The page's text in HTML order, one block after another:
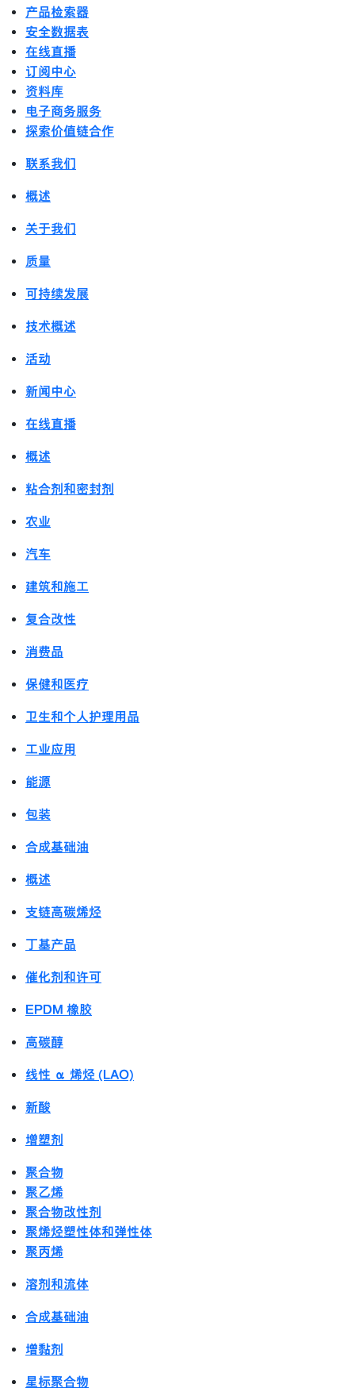
产品检索器
安全数据表
在线直播
订阅中心
资料库
电子商务服务
探索价值链合作
联系我们
概述
关于我们
质量
可持续发展
技术概述
活动
新闻中心
在线直播
概述
粘合剂和密封剂
农业
汽车
建筑和施工
复合改性
消费品
保健和医疗
卫生和个人护理用品
工业应用
能源
包装
合成基础油
概述
支链高碳烯烃
丁基产品
催化剂和许可
EPDM 橡胶
高碳醇
线性 α 烯烃 (LAO)
新酸
增塑剂
聚合物
聚乙烯
聚合物改性剂
聚烯烃塑性体和弹性体
聚丙烯
溶剂和流体
合成基础油
增黏剂
星标聚合物